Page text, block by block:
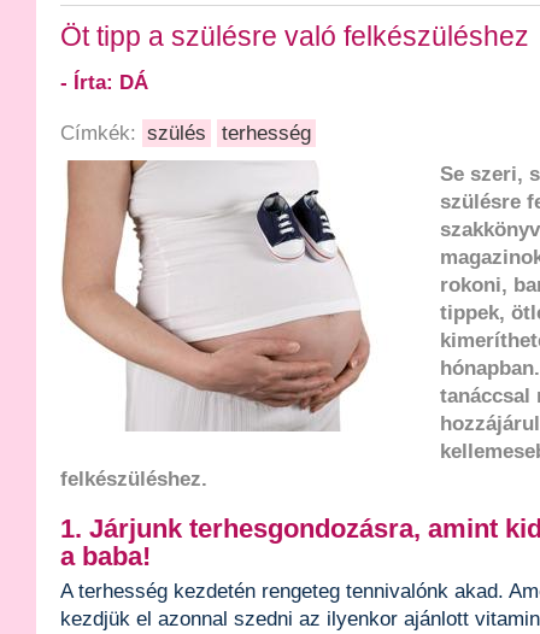
Öt tipp a szülésre való felkészüléshez
- Írta: DÁ
Címkék: szülés
terhesség
Se szeri,
szülésre
rokoni,
tippek,
tanáccsal
felkészüléshez.
1. Járjunk terhesgondozásra, amint
a baba!
A terhesség kezdetén rengeteg tennivalónk akad.
kezdjük el azonnal szedni az ilyenkor ajánlott